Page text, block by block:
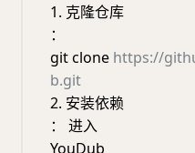
1. 克隆仓库
：
git clone https://
b.git
2. 安装依赖
： 进入
YouDub